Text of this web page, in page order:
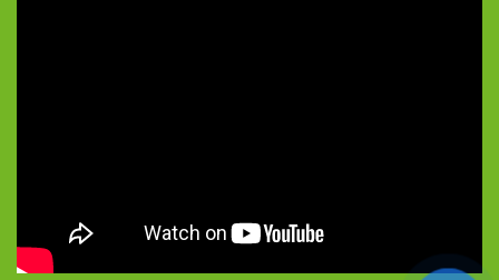
5/5 - (39 bình chọn)